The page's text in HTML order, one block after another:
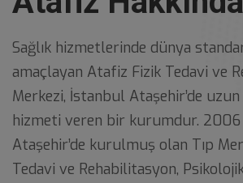
Sağlık hizmetlerinde dünya
amaçlayan Atafiz Fizik Tedavi ve
Merkezi, İstanbul Ataşehir’de uzun
hizmeti veren bir kurumdur. 2006
Ataşehir’de kurulmuş olan Tıp
Tedavi ve Rehabilitasyon, Psikolojik